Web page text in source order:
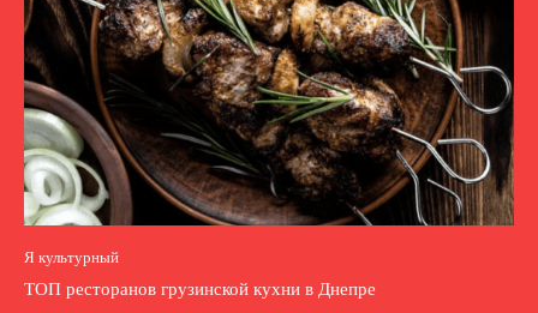
Я культурный
ТОП ресторанов грузинской кухни в Днепре